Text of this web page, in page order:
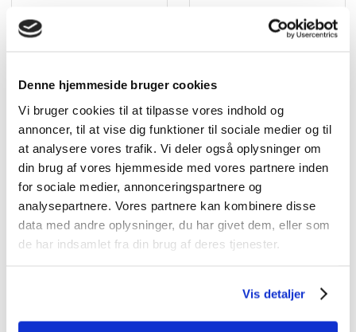
Denne hjemmeside bruger cookies
Vi bruger cookies til at tilpasse vores indhold og
annoncer, til at vise dig funktioner til sociale medier og til
at analysere vores trafik. Vi deler også oplysninger om
din brug af vores hjemmeside med vores partnere inden
for sociale medier, annonceringspartnere og
analysepartnere. Vores partnere kan kombinere disse
data med andre oplysninger, du har givet dem, eller som
de har indsamlet fra din brug af deres tjenester.
Vis detaljer